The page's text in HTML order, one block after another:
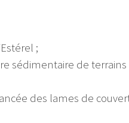
;
sédimentaire de terrains
des lames de